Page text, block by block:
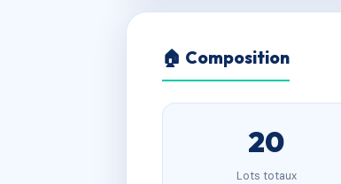
🏠 Composition
20
Lots totaux